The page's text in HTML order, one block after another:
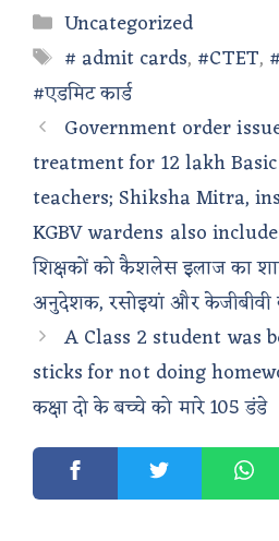
Categories
Uncategorized
Tags
# admit cards, #CTET,
#एडमिट कार्ड
Government order
treatment for 12 lakh
teachers; Shiksha Mitra,
KGBV wardens also
शिक्षकों को कैशलेस इलाज का
अनुदेशक, रसोइयां और केजीबीवी
A Class 2 student was
sticks for not doing
कक्षा दो के बच्चे को मारे 105 डंडे